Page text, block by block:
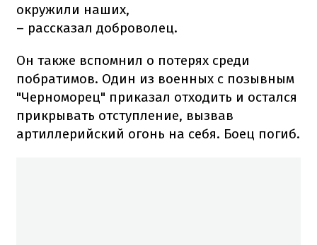
окружили наших,
– рассказал доброволец.
Он также вспомнил о потерях среди
побратимов. Один из военных с позывным
"Черноморец" приказал отходить и остался
прикрывать отступление, вызвав
артиллерийский огонь на себя. Боец погиб.